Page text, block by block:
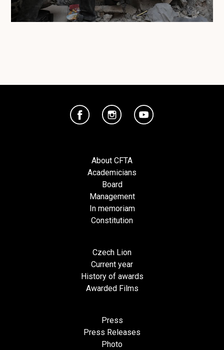
About CFTA
Academicians
Board
Management
In memoriam
Constitution
Czech Lion
Current year
History of awards
Awarded Films
Press
Press Releases
Photo